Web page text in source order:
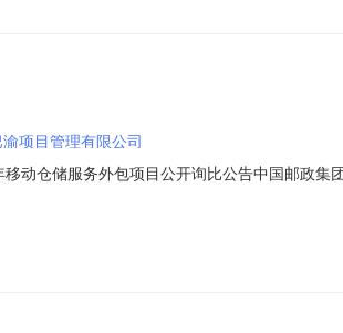
项目管理有限公司
动仓储服务外包项目公开询比公告中国邮政集
包项目；（二）项目编号：BZCG2026-7；